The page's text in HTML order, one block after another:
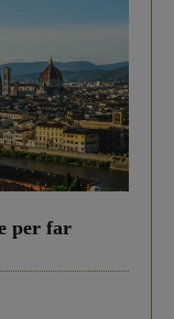
per far